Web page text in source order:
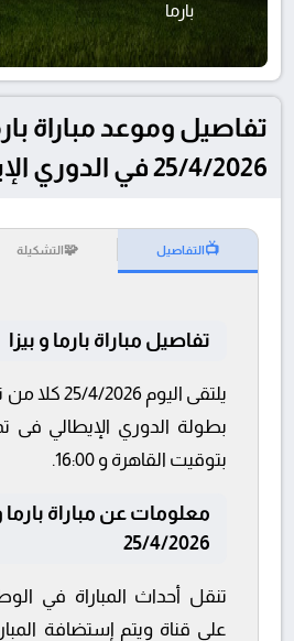
بارما
تفاصيل وموعد مباراة
25/4/2026 في الدوري الإيطالي
📺التفاصيل 🧩التشكيلة
تفاصيل مباراة بارما و بيزا
يلتقى اليوم
بتوقيت القاهرة و 16:00.
معلومات عن مباراة بارما و
25/4/2026
تنقل أحداث المباراة في
على قناة ويتم إستضافة